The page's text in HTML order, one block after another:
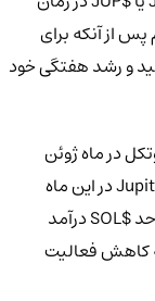
هم پس از آنکه برای
نزدیک 0.238 دلار رسید و رشد هفتگی خود
در ماه ژوئن
شکل گرفت. داده‌های DeFiLlama نشان داد Jupiter در این ماه
261,909 واحد $SOL کارمزد کاربران و 76,257 واحد $SOL درآمد
کاهش فعالیت